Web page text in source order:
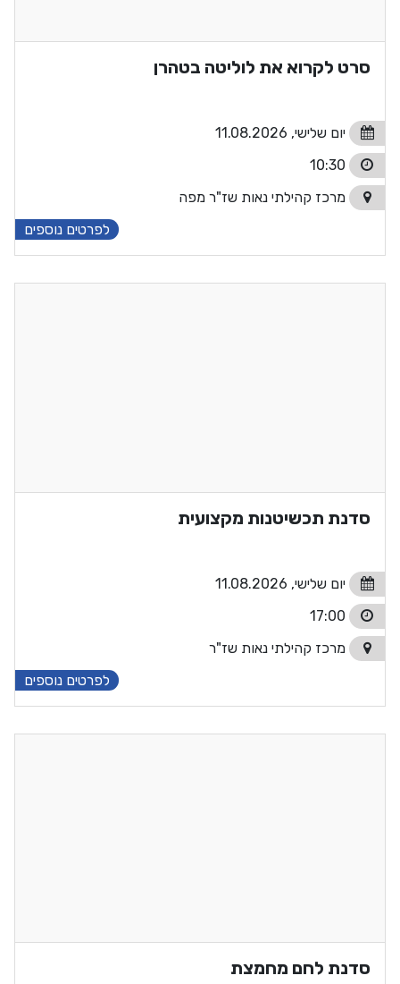
סרט לקרוא את לוליטה בטהרן
יום שלישי, 11.08.2026
מרכז קהילתי נאות שז"ר מפה
לפרטים נוספים
סדנת תכשיטנות מקצועית
יום שלישי, 11.08.2026
מרכז קהילתי נאות שז"ר
לפרטים נוספים
סדנת לחם מחמצת